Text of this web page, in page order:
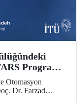
Programı
Otomasyon
Dr. Farzad